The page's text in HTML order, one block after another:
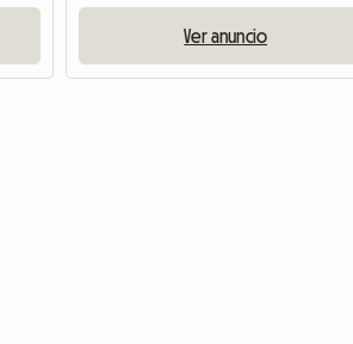
Ver anuncio